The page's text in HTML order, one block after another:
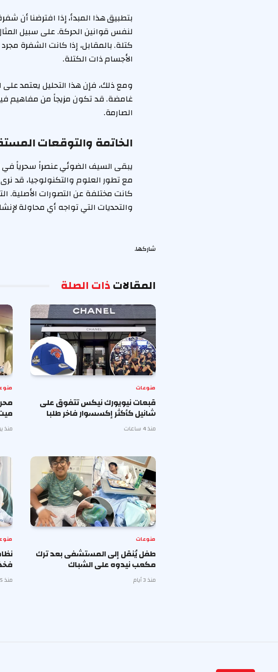
بتطبيق هذا المبدأ، إذا افترضنا
لنفس قوانين الحركة. على سبيل
كتلة. بالمقابل، إذا كانت الشفرة
الأجسام ذات الكتلة.
ومع ذلك، فإن هذا التحليل يعتمد
غامضة. قد تكون مزيجاً من مفاهيم
الصارمة.
الخاتمة والتوقعات
يبقى السيف الضوئي عنصراً سحرياً في
مع تطور العلوم والتكنولوجيا، قد
كانت مختلفة عن التصورات الأصلية.
والتحديات التي تواجه أي محاولة
شاركها.
المقالاتذات الصلة
منوعات
قبعات نيويورك نيكس تتفوق على
شانيل كأكثر إكسسوار فاخر طلبا
منذ 4 ساعات منذ
منوعات
طفل يُنقل إلى المستشفى بعد ترك
مكعب نيدوه على الشباك
منذ 3 أيام منذ 5 أيام